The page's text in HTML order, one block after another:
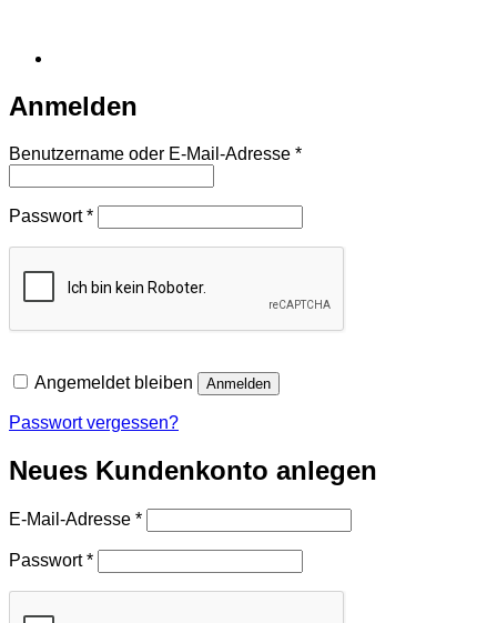
Anmelden
Benutzername oder E-Mail-Adresse *Erforderlich
Passwort*Erforderlich
Angemeldet bleiben Anmelden
Passwort vergessen?
Neues Kundenkonto anlegen
E-Mail-Adresse *Erforderlich
Passwort*Erforderlich